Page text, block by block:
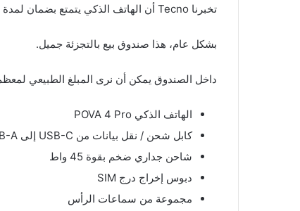
تخبرنا Tecno أن الهاتف الذكي يتمتع بضمان لمدة 13 شهرًا كعرض 12 + 1.
بشكل عام، هذا صندوق بيع بالتجزئة جميل.
داخل الصندوق يمكن أن نرى المبلغ الطبيعي
الهاتف الذكي POVA 4 Pro
كابل شحن / نقل بيانات من USB-C إلى USB-A
شاحن جداري ضخم بقوة 45 واط
دبوس إخراج درج SIM
مجموعة من سماعات الرأس